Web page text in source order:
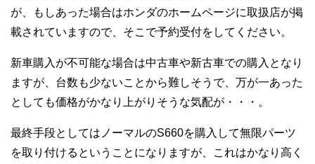
が、もしあった場合はホンダのホームページに取扱店が掲
載されていますので、そこで予約受付をしてください。
新車購入が不可能な場合は中古車や新古車での購入となり
ますが、台数も少ないことから難しそうで、万が一あった
としても価格がかなり上がりそうな気配が・・・。
最終手段としてはノーマルのS660を購入して無限パーツ
を取り付けるということになりますが、これはかなり高く